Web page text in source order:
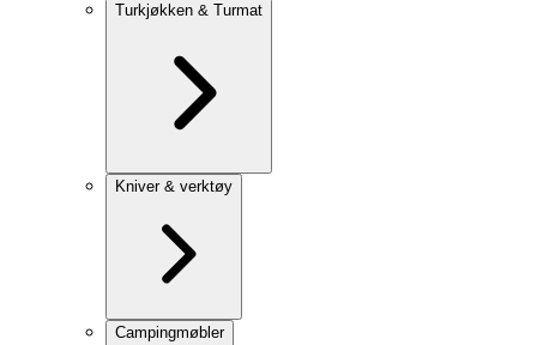
Turkjøkken & Turmat
Kniver & verktøy
Campingmøbler